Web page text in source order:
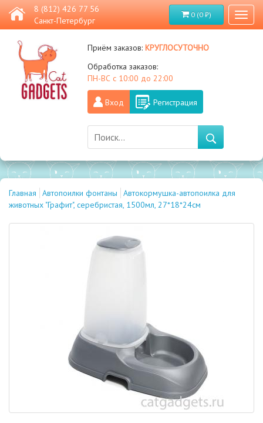
8 (812) 426 77 56
Санкт-Петербург
0 (0 ₽)
Приём заказов:круглосуточно
Обработка заказов:
ПН-ВС с 10:00 до 22:00
Вход Регистрация
Главная Автопоилки фонтаны
Автокормушка-автопоилка для
животных "Графит", серебристая, 1500мл, 27*18*24см